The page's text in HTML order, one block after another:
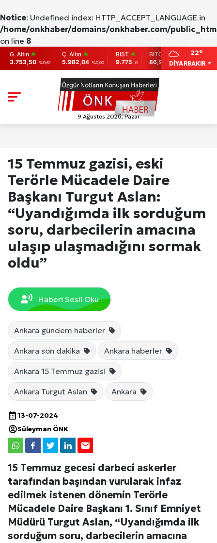
Notice: Undefined index: HTTP_ACCEPT_LANGUAGE in
/home/onkhaber/domains/onkhaber.com/
on line 8
Altın
%0,62
Ç. Altın
5.982,04 %0,00
BIST
9.775 0
BITCOIN
86,956.742
-0.31
2,007.26
DİYARBAKIR
22°
9 Ağustos 2026, Pazar
15 Temmuz gazisi, eski
Terörle Mücadele Daire
Başkanı Turgut Aslan:
“Uyandığımda ilk sorduğum
soru, darbecilerin amacına
ulaşıp ulaşmadığını sormak
oldu”
Haberi Sesli Oku
Ankara gündem haberler
Ankara son dakika Ankara haberler
Ankara 15 Temmuz gazisi
Ankara Turgut Aslan Ankara
13-07-2024
Süleyman ÖNK
15 Temmuz gecesi darbeci askerler
tarafından başından vurularak infaz
edilmek istenen dönemin Terörle
Mücadele Daire Başkanı 1. Sınıf Emniyet
Müdürü Turgut Aslan, “Uyandığımda ilk
sorduğum soru, darbecilerin amacına